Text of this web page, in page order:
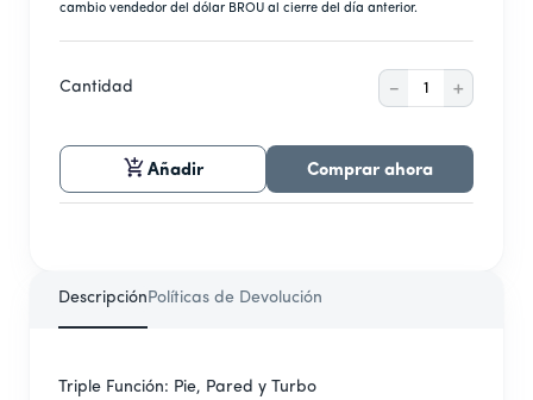
cambio vendedor del dólar BROU al cierre del día anterior.
Cantidad ＋
－
Añadir Comprar ahora
DescripciónPolíticas de Devolución
Triple Función: Pie, Pared y Turbo